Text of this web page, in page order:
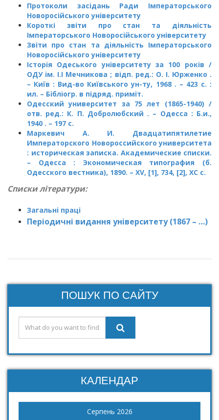
Протоколи засідань Ради Імператорського
Новоросійського університету
Короткі звіти про стан та діяльність
Імператорського Новоросійського університету
Звіти про стан та діяльність Імператорського
Новоросійського університету
Історія Одеського університету за 100 років /
ОДУ ім. І.І Мечникова ; відп. ред.: О. І. Юрженко .
– Київ : Вид-во Київського ун-ту, 1968 . – 423 с. :
ил. – Бібліогр. в підряд. приміт.
Одесский университет за 75 лет (1865-1940) /
отв. ред.: К. П. Добролюбский . – Одесса : Б.и.,
1940 . – 197 с.
Маркевич А. И. Двадцатипятилетие
Императорского Новороссийского университета
: историческая записка. Академические списки.
– Одесса : Экономическая типография (б.
Одесского вестника), 1890. – XV, [1], 734, [2], XC с.
Списки літератури:
Загальні праці
Періодичні видання університету (1867 – …)
ПОШУК ПО САЙТУ
КАЛЕНДАР
Серпень 2026